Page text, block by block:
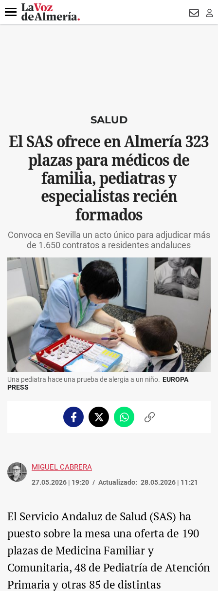
DESTACADO CONDENADOS
Menú
SALUD
El SAS ofrece en Almería 323
plazas para médicos de
familia, pediatras y
especialistas recién
formados
Convoca en Sevilla un acto único para adjudicar más
de 1.650 contratos a residentes andaluces
Una pediatra hace una prueba de alergia a un niño. EUROPA
PRESS
FacebookTwitterWhatsappCopiar
MIGUEL CABRERA
27.05.2026 | 19:20 Actualizado: 28.05.2026 | 11:21
El Servicio Andaluz de Salud (SAS) ha
puesto sobre la mesa una oferta de 190
plazas de Medicina Familiar y
Comunitaria, 48 de Pediatría de Atención
Primaria y otras 85 de distintas